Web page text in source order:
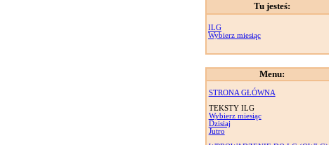
Tu jesteś:
ILG
Wybierz miesiąc
Menu:
STRONA GŁÓWNA
TEKSTY ILG
Wybierz miesiąc
Dzisiaj
Jutro